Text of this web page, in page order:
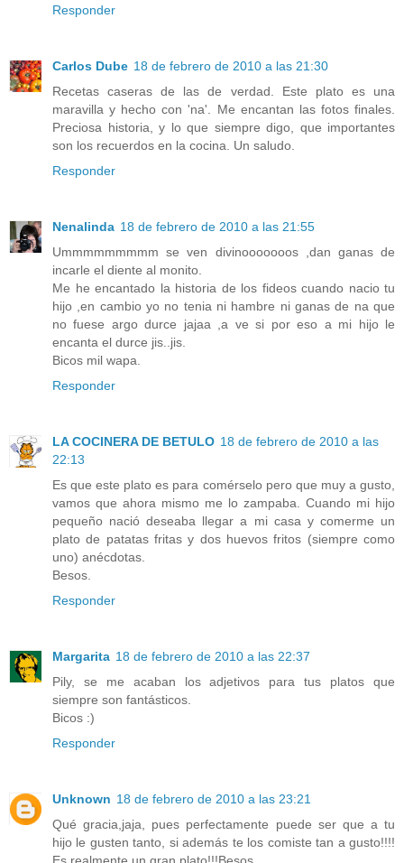
Responder
Carlos Dube 18 de febrero de 2010 a las 21:30
Recetas caseras de las de verdad. Este plato es una
maravilla y hecho con 'na'. Me encantan las fotos finales.
Preciosa historia, y lo que siempre digo, que importantes
son los recuerdos en la cocina. Un saludo.
Responder
Nenalinda 18 de febrero de 2010 a las 21:55
Ummmmmmmmm se ven divinooooooos ,dan ganas de
incarle el diente al monito.
Me he encantado la historia de los fideos cuando nacio tu
hijo ,en cambio yo no tenia ni hambre ni ganas de na que
no fuese argo durce jajaa ,a ve si por eso a mi hijo le
encanta el durce jis..jis.
Bicos mil wapa.
Responder
LA COCINERA DE BETULO 18 de febrero de 2010 a las
22:13
Es que este plato es para comérselo pero que muy a gusto,
vamos que ahora mismo me lo zampaba. Cuando mi hijo
pequeño nació deseaba llegar a mi casa y comerme un
plato de patatas fritas y dos huevos fritos (siempre como
uno) anécdotas.
Besos.
Responder
Margarita 18 de febrero de 2010 a las 22:37
Pily, se me acaban los adjetivos para tus platos que
siempre son fantásticos.
Bicos :)
Responder
Unknown 18 de febrero de 2010 a las 23:21
Qué gracia,jaja, pues perfectamente puede ser que a tu
hijo le gusten tanto, si además te los comiste tan a gusto!!!!